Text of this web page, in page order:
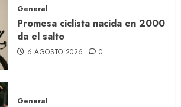
General
Promesa ciclista nacida en 2000
da el salto
6 AGOSTO 2026 0
General